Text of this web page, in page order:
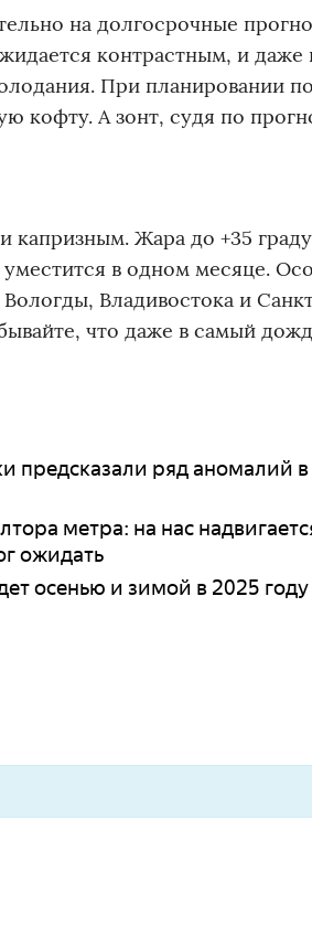
на долгосрочные
контрастным, и даже
При планировании
кофту. А зонт, судя по
Жара до +35
в одном месяце.
Владивостока и
что даже в самый
предсказали ряд аномалий
метра: на нас
ожидать
осенью и зимой в 2025